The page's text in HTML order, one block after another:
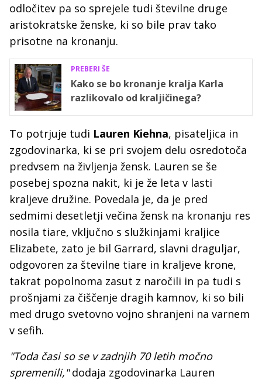
odločitev pa so sprejele tudi številne druge
aristokratske ženske, ki so bile prav tako
prisotne na kronanju.
PREBERI ŠE
Kako se bo kronanje kralja Karla
razlikovalo od kraljičinega?
To potrjuje tudi Lauren Kiehna, pisateljica in
zgodovinarka, ki se pri svojem delu osredotoča
predvsem na življenja žensk. Lauren se še
posebej spozna nakit, ki je že leta v lasti
kraljeve družine. Povedala je, da je pred
sedmimi desetletji večina žensk na kronanju res
nosila tiare, vključno s služkinjami kraljice
Elizabete, zato je bil Garrard, slavni draguljar,
odgovoren za številne tiare in kraljeve krone,
takrat popolnoma zasut z naročili in pa tudi s
prošnjami za čiščenje dragih kamnov, ki so bili
med drugo svetovno vojno shranjeni na varnem
v sefih.
"Toda časi so se v zadnjih 70 letih močno
spremenili,"dodaja zgodovinarka Lauren